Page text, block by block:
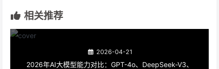
相关推荐
2026-04-21
2026年AI大模型能力对比：GPT-4o、DeepSeek-V3、